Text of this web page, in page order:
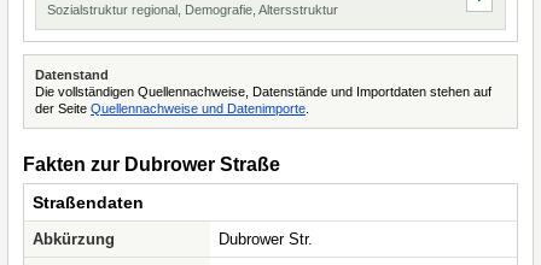
Sozialstruktur regional, Demografie, Altersstruktur
Datenstand
Die vollständigen Quellennachweise, Datenstände und Importdaten stehen auf
der Seite Quellennachweise und Datenimporte
Fakten zur Dubrower Straße
Straßendaten
Abkürzung
Dubrower Str.